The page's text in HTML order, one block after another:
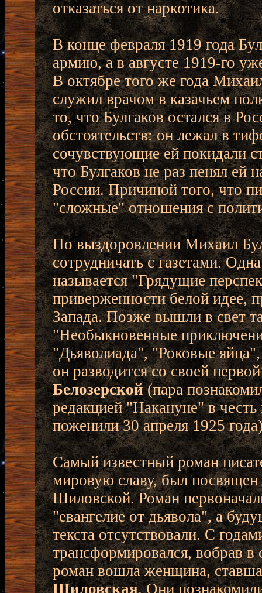
отказаться от наркотика.
В конце февраля 1919 года
армию, а в августе 1919-го
В октябре того же года
служил врачом в казачьем
то, что Булгаков остался в
обстоятельств: он лежал в
сочувствующие ей покидали
что Булгаков не раз пенял ей
России. Причиной того, что
"сложные" отношения с
По выздоровлении Михаил
сотрудничать с газетами.
называется "Грядущие
приверженности белой идее,
Запада. Позже вышли в свет
"Необыкновенные
"Дьяволиада", "Роковые
он разводится со своей
Белозерской(пара
редакцией "Накануне" в честь
поженили 30 апреля 1925
Самый известный роман
мировую славу, был посвящен
Шиловской. Роман
"евангелие от дьявола", а
текста отсутствовали. С
трансформировался, вобрав в
роман вошла женщина,
Шиловская. Они